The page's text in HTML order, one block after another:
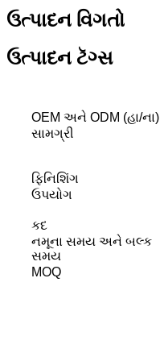
ઉત્પાદન વિગતો
ઉત્પાદન ટૅગ્સ
OEM અને ODM (હા/ના)
સામગ્રી
ફિનિશિંગ
ઉપયોગ
કદ
નમૂના સમય અને બલ્ક
સમય
MOQ